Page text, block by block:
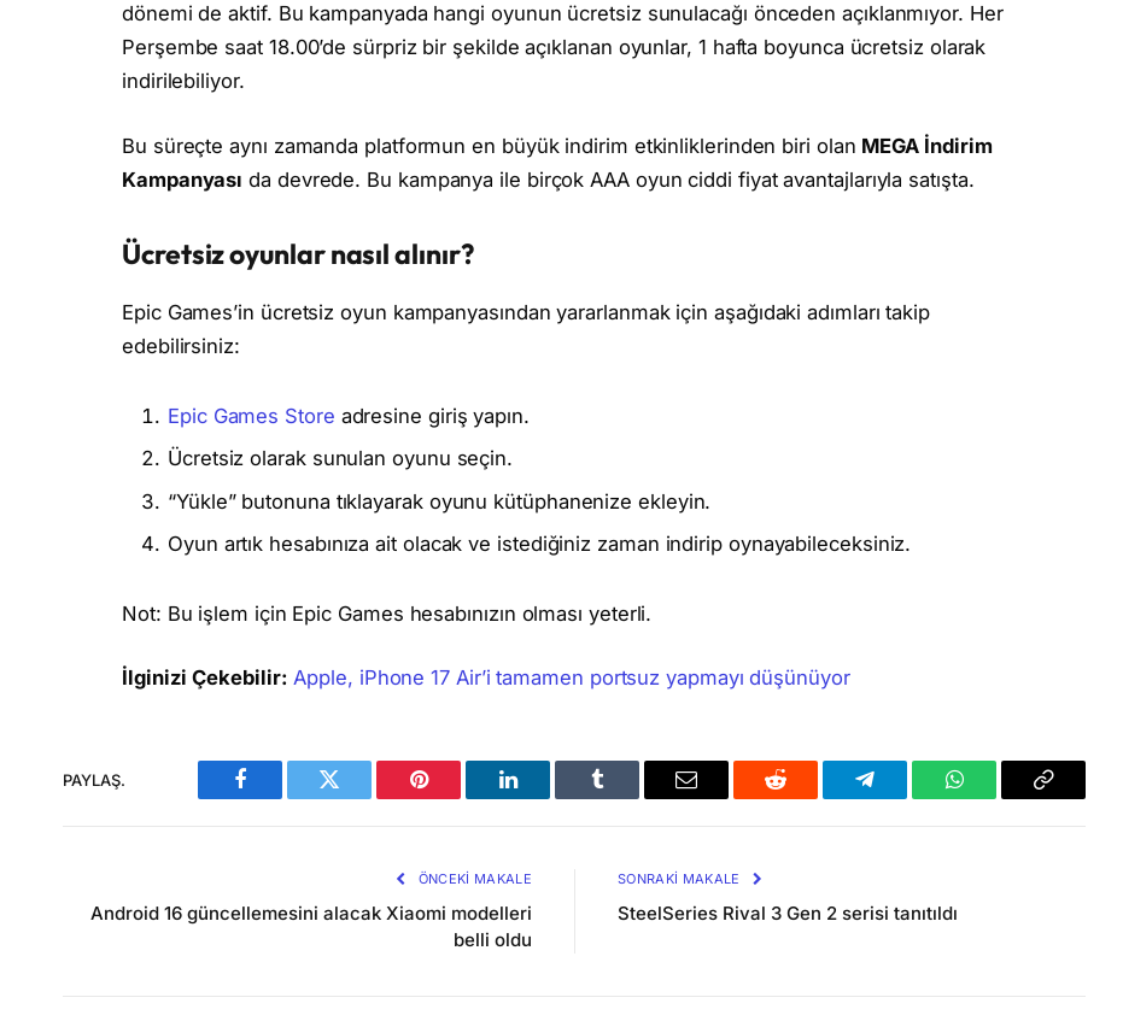
dönemi de aktif. Bu kampanyada hangi oyunun ücretsiz sunulacağı önceden açıklanmıyor. Her
Perşembe saat 18.00’de sürpriz bir şekilde açıklanan oyunlar, 1 hafta boyunca ücretsiz olarak
indirilebiliyor.
Bu süreçte aynı zamanda platformun en büyük indirim etkinliklerinden biri olan MEGA İndirim
Kampanyası da devrede. Bu kampanya ile birçok AAA oyun ciddi fiyat avantajlarıyla satışta.
Ücretsiz oyunlar nasıl alınır?
Epic Games’in ücretsiz oyun kampanyasından yararlanmak için aşağıdaki adımları takip
edebilirsiniz:
Epic Games Store adresine giriş yapın.
Ücretsiz olarak sunulan oyunu seçin.
“Yükle” butonuna tıklayarak oyunu kütüphanenize ekleyin.
Oyun artık hesabınıza ait olacak ve istediğiniz zaman indirip oynayabileceksiniz.
Not: Bu işlem için Epic Games hesabınızın olması yeterli.
İlginizi Çekebilir: Apple, iPhone 17 Air’i tamamen portsuz yapmayı düşünüyor
PAYLAŞ.
Facebook Twitter Pinterest LinkedIn Tumblr Email Reddit Telegram WhatsAppBağlantıyı
ÖNCEKI MAKALE
Android 16 güncellemesini alacak Xiaomi modelleri
belli oldu
SONRAKI MAKALE
SteelSeries Rival 3 Gen 2 serisi tanıtıldı